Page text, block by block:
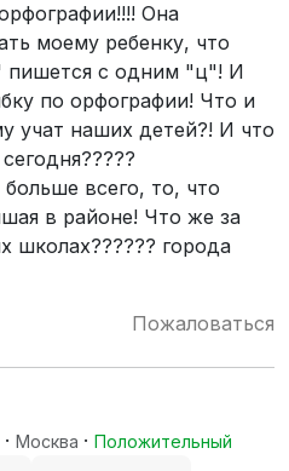
Она
моему ребенку, что
с одним "ц"! И
по орфографии! Что и
учат наших детей?! И что
всего, то, что
в районе! Что же за
школах?????? города
Пожаловаться
· Москва · Положительный